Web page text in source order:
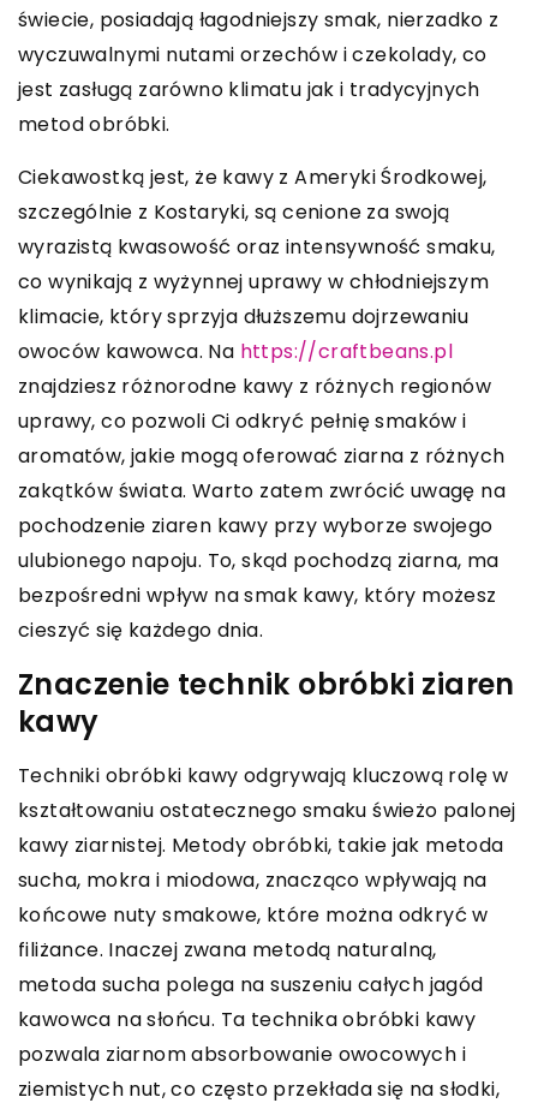
świecie, posiadają łagodniejszy smak, nierzadko z
wyczuwalnymi nutami orzechów i czekolady, co
jest zasługą zarówno klimatu jak i tradycyjnych
metod obróbki.
Ciekawostką jest, że kawy z Ameryki Środkowej,
szczególnie z Kostaryki, są cenione za swoją
wyrazistą kwasowość oraz intensywność smaku,
co wynikają z wyżynnej uprawy w chłodniejszym
klimacie, który sprzyja dłuższemu dojrzewaniu
owoców kawowca. Na https://craftbeans.pl
znajdziesz różnorodne kawy z różnych regionów
uprawy, co pozwoli Ci odkryć pełnię smaków i
aromatów, jakie mogą oferować ziarna z różnych
zakątków świata. Warto zatem zwrócić uwagę na
pochodzenie ziaren kawy przy wyborze swojego
ulubionego napoju. To, skąd pochodzą ziarna, ma
bezpośredni wpływ na smak kawy, który możesz
cieszyć się każdego dnia.
Znaczenie technik obróbki ziaren
kawy
Techniki obróbki kawy odgrywają kluczową rolę w
kształtowaniu ostatecznego smaku świeżo palonej
kawy ziarnistej. Metody obróbki, takie jak metoda
sucha, mokra i miodowa, znacząco wpływają na
końcowe nuty smakowe, które można odkryć w
filiżance. Inaczej zwana metodą naturalną,
metoda sucha polega na suszeniu całych jagód
kawowca na słońcu. Ta technika obróbki kawy
pozwala ziarnom absorbowanie owocowych i
ziemistych nut, co często przekłada się na słodki,